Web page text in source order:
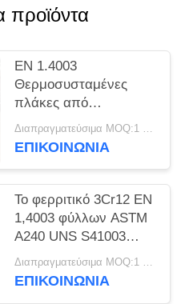
προϊόντα
EN 1.4003
Θερμοσυσταμένες
πλάκες από
ανοξείδωτο χάλυβα
UNS S41003
Διαπραγματεύσιμα MOQ:1 τόνος
ΕΠΙΚΟΙΝΩΝΊΑ
Το φερριτικό 3Cr12 EN
1,4003 φύλλων ASTM
A240 UNS S41003
ανοξείδωτου Unility
Διαπραγματεύσιμα MOQ:1 τόνος
ΕΠΙΚΟΙΝΩΝΊΑ